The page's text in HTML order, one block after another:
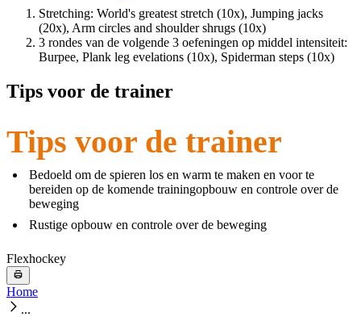
Stretching: World's greatest stretch (10x), Jumping jacks
(20x), Arm circles and shoulder shrugs (10x)
3 rondes van de volgende 3 oefeningen op middel intensiteit:
Burpee, Plank leg evelations (10x), Spiderman steps (10x)
Tips voor de trainer
Tips voor de trainer
Bedoeld om de spieren los en warm te maken en voor te
bereiden op de komende trainingopbouw en controle over de
beweging
Rustige opbouw en controle over de beweging
Flexhockey
Home
...